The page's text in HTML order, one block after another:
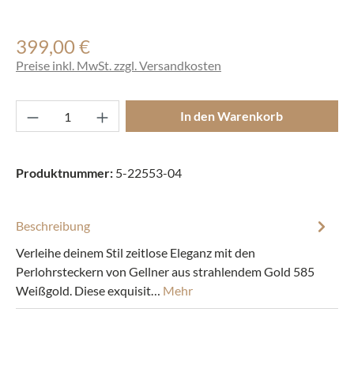
Regulärer Preis:
399,00 €
Preise inkl. MwSt. zzgl. Versandkosten
Produkt Anzahl: Gib den gewünschten
In den Warenkorb
Produktnummer: 5-22553-04
Beschreibung
Verleihe deinem Stil zeitlose Eleganz mit den
Perlohrsteckern von Gellner aus strahlendem Gold 585
Weißgold. Diese exquisit… Mehr